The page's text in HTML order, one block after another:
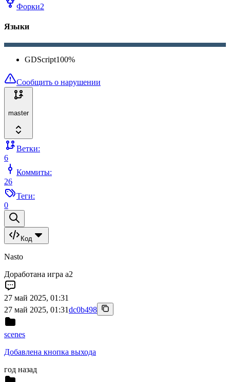
Форки2
Языки
GDScript100%
Сообщить о нарушении
master
Ветки:
6
Коммиты:
26
Теги:
0
Код
Nasto
Доработана игра а2
27 май 2025, 01:31
27 май 2025, 01:31dc0b498
scenes
Добавлена кнопка выхода
год назад